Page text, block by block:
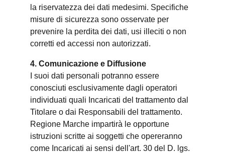
la riservatezza dei dati medesimi. Specifiche
misure di sicurezza sono osservate per
prevenire la perdita dei dati, usi illeciti o non
corretti ed accessi non autorizzati.
4. Comunicazione e Diffusione
I suoi dati personali potranno essere
conosciuti esclusivamente dagli operatori
individuati quali Incaricati del trattamento dal
Titolare o dai Responsabili del trattamento.
Regione Marche impartirà le opportune
istruzioni scritte ai soggetti che opereranno
come Incaricati ai sensi dell'art. 30 del D. lgs.